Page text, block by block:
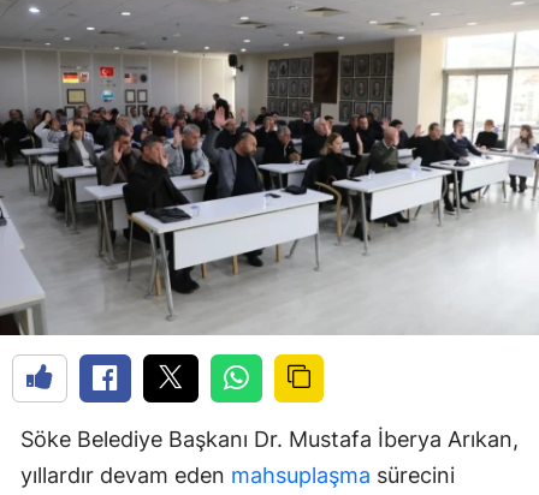
Söke Belediye Başkanı Dr. Mustafa İberya Arıkan,
yıllardır devam eden mahsuplaşma sürecini